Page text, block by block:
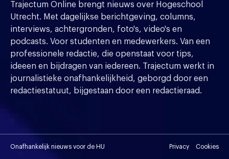
Trajectum Online brengt nieuws over Hogeschool
Utrecht. Met dagelijkse berichtgeving, columns,
interviews, achtergronden, foto's, video's en
podcasts. Voor studenten en medewerkers. Van een
professionele redactie, die openstaat voor tips,
ideeen en bijdragen van iedereen. Trajectum werkt in
journalistieke onafhankelijkheid, geborgd door een
redactiestatuut, bijgestaan door een redactieraad.
Onafhankelijk nieuws voor de HU Privacy Cookies